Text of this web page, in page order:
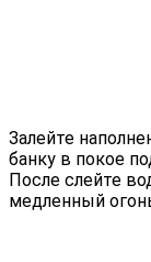
Залейте
банку в покое
После слейте
медленный